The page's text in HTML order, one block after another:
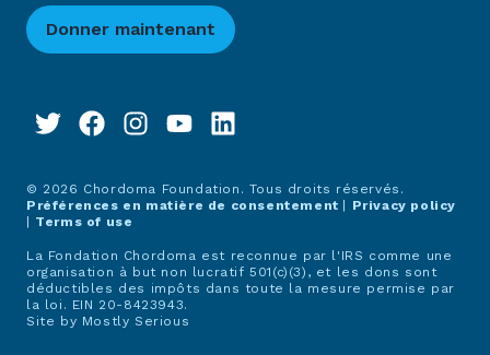
Donner maintenant
© 2026 Chordoma Foundation. Tous droits réservés.
Préférences en matière de consentement | Privacy policy
| Terms of use
La Fondation Chordoma est reconnue par l'IRS comme une
organisation à but non lucratif 501(c)(3), et les dons sont
déductibles des impôts dans toute la mesure permise par
la loi. EIN 20-8423943.
Site by Mostly Serious